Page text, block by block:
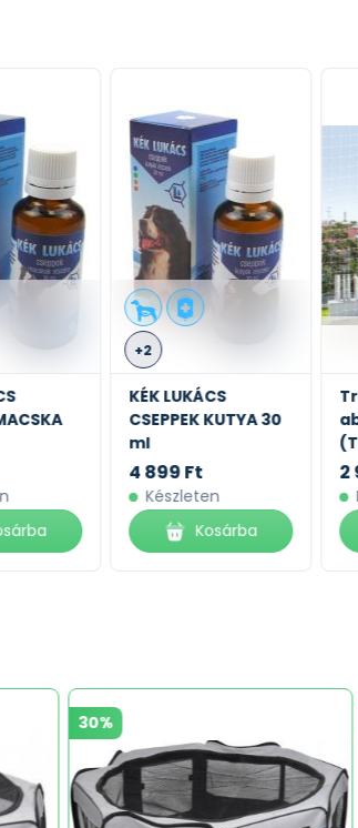
hogy kutyája könnyebben
ketreceibe.
+2
KÉK LUKÁCS
CSEPPEK KUTYA 30
ml
4 899 Ft
Készleten
Kosárba
2
30%